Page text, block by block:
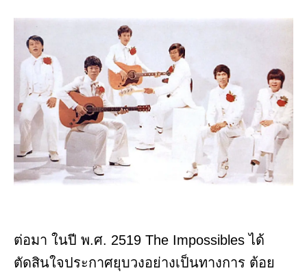
ต่อมา ในปี พ.ศ. 2519 The Impossibles ได้
ตัดสินใจประกาศยุบวงอย่างเป็นทางการ ต้อย